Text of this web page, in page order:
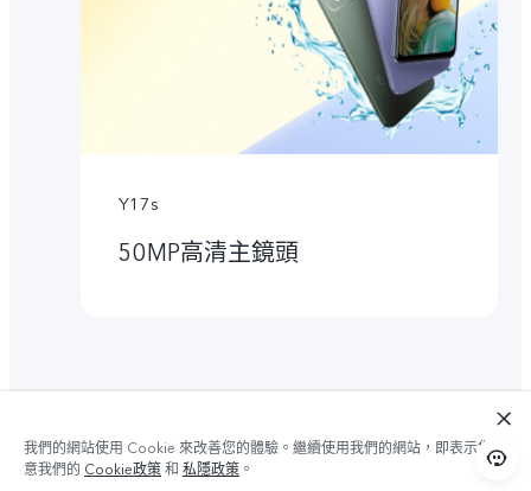
Y17s
50MP高清主鏡頭
我們的網站使用 Cookie 來改善您的體驗。繼續使用我們的網站，即表示您同
意我們的 Cookie政策和 私隱政策 。